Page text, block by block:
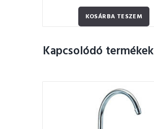
KOSÁRBA TESZEM
Kapcsolódó termékek